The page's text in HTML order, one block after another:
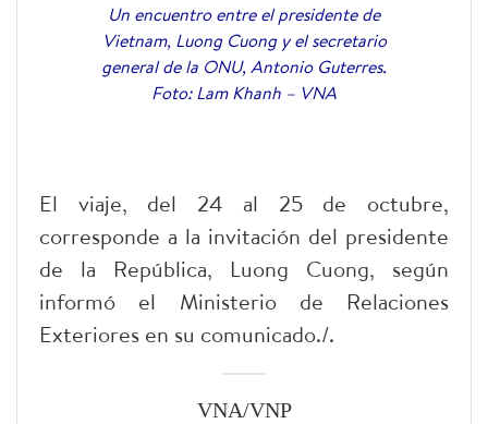
Un encuentro entre el presidente de
Vietnam, Luong Cuong y el secretario
general de la ONU, Antonio Guterres.
Foto: Lam Khanh – VNA
El viaje, del 24 al 25 de octubre,
corresponde a la invitación del presidente
de la República, Luong Cuong, según
informó el Ministerio de Relaciones
Exteriores en su comunicado./.
VNA/VNP